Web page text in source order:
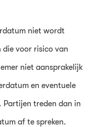
niet wordt
voor risico van
niet aansprakelijk
en eventuele
treden dan in
af te spreken.